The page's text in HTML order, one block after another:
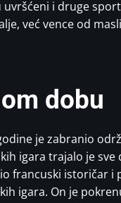
i druge
već vence od
dobu
je zabranio
igara trajalo je sve
francuski istoričar i
igara. On je